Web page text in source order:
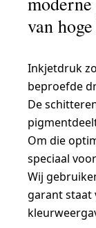
van
Inkjetdruk
beproefde
De
Om die
speciaal
Wij
garant staat